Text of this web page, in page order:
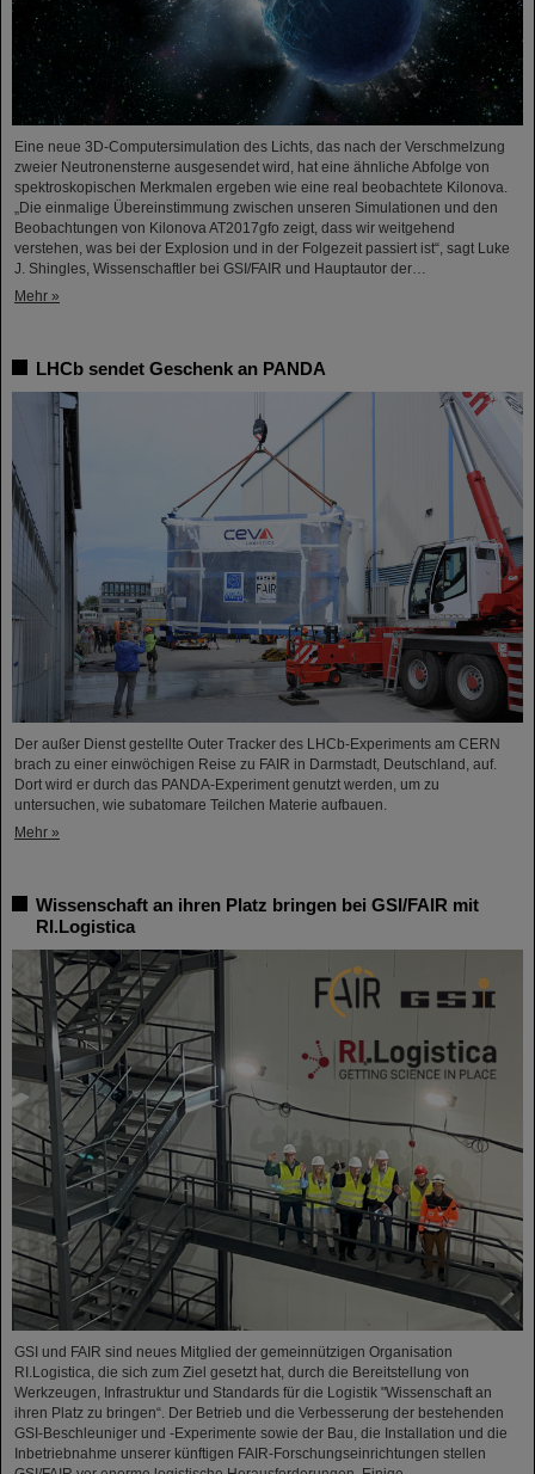
Eine neue 3D-Computersimulation des Lichts, das nach der Verschmelzung
zweier Neutronensterne ausgesendet wird, hat eine ähnliche Abfolge von
spektroskopischen Merkmalen ergeben wie eine real beobachtete Kilonova.
„Die einmalige Übereinstimmung zwischen unseren Simulationen und den
Beobachtungen von Kilonova AT2017gfo zeigt, dass wir weitgehend
verstehen, was bei der Explosion und in der Folgezeit passiert ist“, sagt Luke
J. Shingles, Wissenschaftler bei GSI/FAIR und Hauptautor der…
Mehr »
LHCb sendet Geschenk an PANDA
Der außer Dienst gestellte Outer Tracker des LHCb-Experiments am CERN
brach zu einer einwöchigen Reise zu FAIR in Darmstadt, Deutschland, auf.
Dort wird er durch das PANDA-Experiment genutzt werden, um zu
untersuchen, wie subatomare Teilchen Materie aufbauen.
Mehr »
Wissenschaft an ihren Platz bringen bei GSI/FAIR mit
RI.Logistica
GSI und FAIR sind neues Mitglied der gemeinnützigen Organisation
RI.Logistica, die sich zum Ziel gesetzt hat, durch die Bereitstellung von
Werkzeugen, Infrastruktur und Standards für die Logistik "Wissenschaft an
ihren Platz zu bringen“. Der Betrieb und die Verbesserung der bestehenden
GSI-Beschleuniger und -Experimente sowie der Bau, die Installation und die
Inbetriebnahme unserer künftigen FAIR-Forschungseinrichtungen stellen